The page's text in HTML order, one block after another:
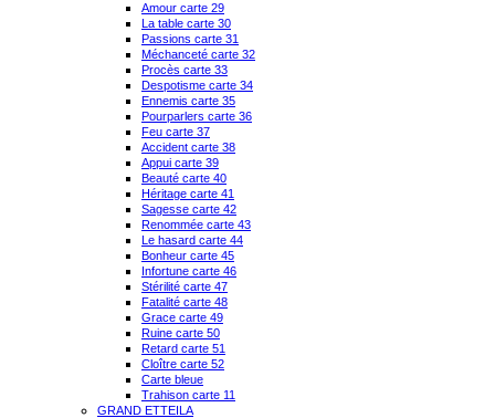
Amour carte 29
La table carte 30
Passions carte 31
Méchanceté carte 32
Procès carte 33
Despotisme carte 34
Ennemis carte 35
Pourparlers carte 36
Feu carte 37
Accident carte 38
Appui carte 39
Beauté carte 40
Héritage carte 41
Sagesse carte 42
Renommée carte 43
Le hasard carte 44
Bonheur carte 45
Infortune carte 46
Stérilité carte 47
Fatalité carte 48
Grace carte 49
Ruine carte 50
Retard carte 51
Cloître carte 52
Carte bleue
Trahison carte 11
GRAND ETTEILA